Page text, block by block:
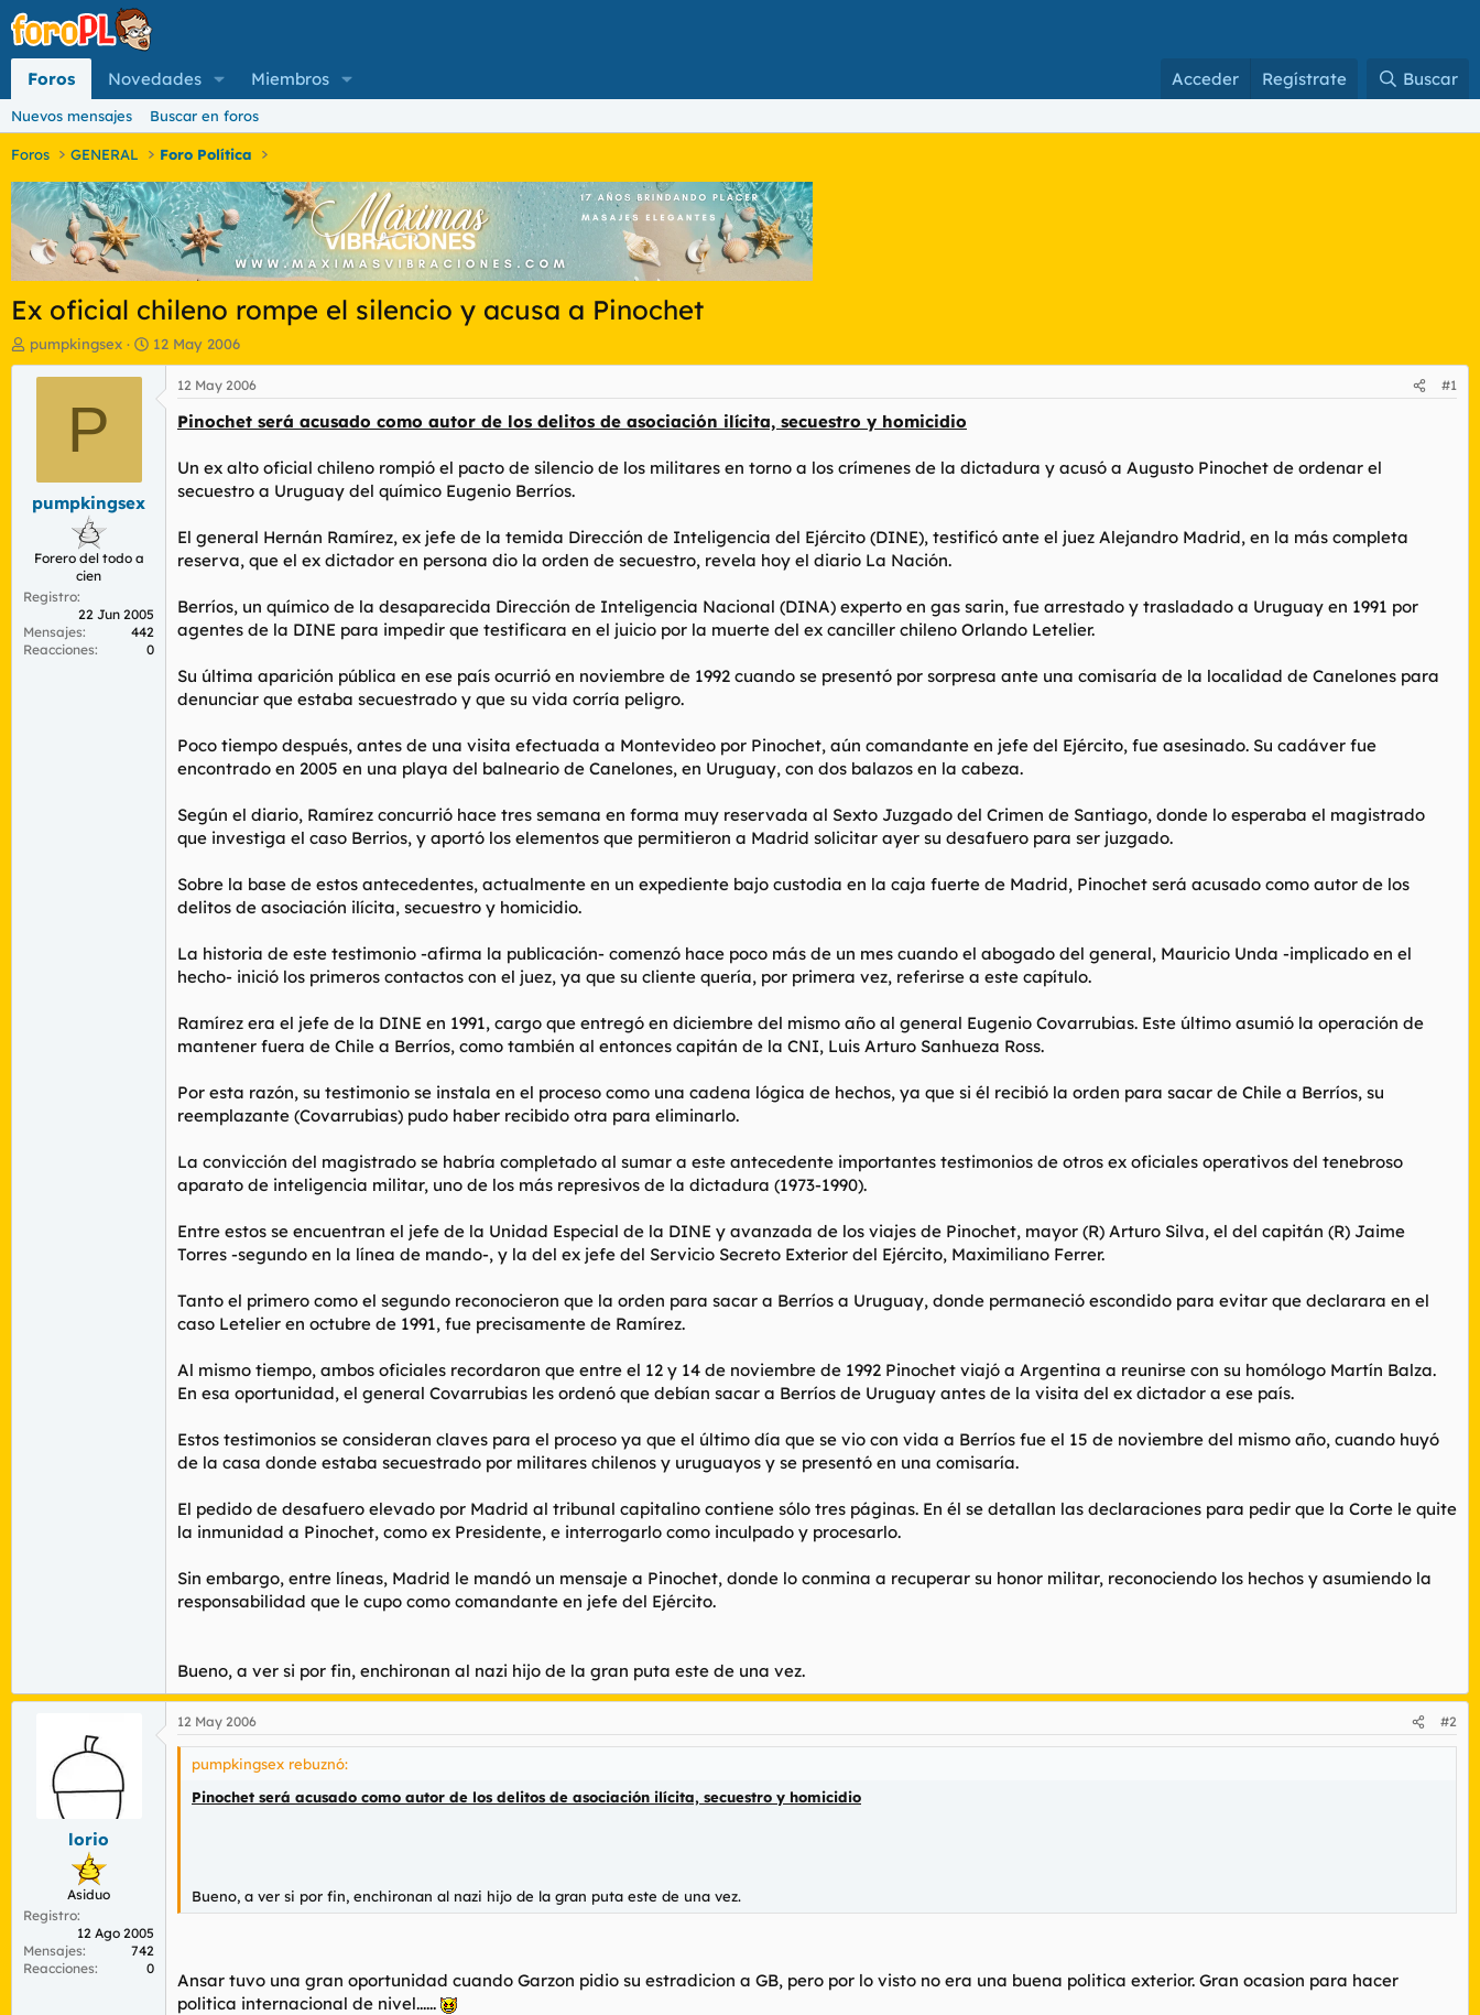
Foros Novedades Miembros Acceder Regístrate Buscar
Nuevos mensajes Buscar en foros
Foros GENERAL Foro Política
Ex oficial chileno rompe el silencio y acusa a Pinochet
I
n
o
r
e
a
pumpkingsex
F
e
h
12 May 2006
P
pumpkingsex
Forero del todo a
cien
Registro
22 Jun 2005
Mensajes
442
Reacciones
0
12 May 2006 #1
Pinochet será acusado como autor de los delitos de asociación ilícita, secuestro y homicidio
Un ex alto oficial chileno rompió el pacto de silencio de los militares en torno a los crímenes de la dictadura y acusó a Augusto Pinochet de ordenar el
secuestro a Uruguay del químico Eugenio Berríos.
El general Hernán Ramírez, ex jefe de la temida Dirección de Inteligencia del Ejército (DINE), testificó ante el juez Alejandro Madrid, en la más completa
reserva, que el ex dictador en persona dio la orden de secuestro, revela hoy el diario La Nación.
Berríos, un químico de la desaparecida Dirección de Inteligencia Nacional (DINA) experto en gas sarin, fue arrestado y trasladado a Uruguay en 1991 por
agentes de la DINE para impedir que testificara en el juicio por la muerte del ex canciller chileno Orlando Letelier.
Su última aparición pública en ese país ocurrió en noviembre de 1992 cuando se presentó por sorpresa ante una comisaría de la localidad de Canelones para
denunciar que estaba secuestrado y que su vida corría peligro.
Poco tiempo después, antes de una visita efectuada a Montevideo por Pinochet, aún comandante en jefe del Ejército, fue asesinado. Su cadáver fue
encontrado en 2005 en una playa del balneario de Canelones, en Uruguay, con dos balazos en la cabeza.
Según el diario, Ramírez concurrió hace tres semana en forma muy reservada al Sexto Juzgado del Crimen de Santiago, donde lo esperaba el magistrado
que investiga el caso Berrios, y aportó los elementos que permitieron a Madrid solicitar ayer su desafuero para ser juzgado.
Sobre la base de estos antecedentes, actualmente en un expediente bajo custodia en la caja fuerte de Madrid, Pinochet será acusado como autor de los
delitos de asociación ilícita, secuestro y homicidio.
La historia de este testimonio -afirma la publicación- comenzó hace poco más de un mes cuando el abogado del general, Mauricio Unda -implicado en el
hecho- inició los primeros contactos con el juez, ya que su cliente quería, por primera vez, referirse a este capítulo.
Ramírez era el jefe de la DINE en 1991, cargo que entregó en diciembre del mismo año al general Eugenio Covarrubias. Este último asumió la operación de
mantener fuera de Chile a Berríos, como también al entonces capitán de la CNI, Luis Arturo Sanhueza Ross.
Por esta razón, su testimonio se instala en el proceso como una cadena lógica de hechos, ya que si él recibió la orden para sacar de Chile a Berríos, su
reemplazante (Covarrubias) pudo haber recibido otra para eliminarlo.
La convicción del magistrado se habría completado al sumar a este antecedente importantes testimonios de otros ex oficiales operativos del tenebroso
aparato de inteligencia militar, uno de los más represivos de la dictadura (1973-1990).
Entre estos se encuentran el jefe de la Unidad Especial de la DINE y avanzada de los viajes de Pinochet, mayor (R) Arturo Silva, el del capitán (R) Jaime
Torres -segundo en la línea de mando-, y la del ex jefe del Servicio Secreto Exterior del Ejército, Maximiliano Ferrer.
Tanto el primero como el segundo reconocieron que la orden para sacar a Berríos a Uruguay, donde permaneció escondido para evitar que declarara en el
caso Letelier en octubre de 1991, fue precisamente de Ramírez.
Al mismo tiempo, ambos oficiales recordaron que entre el 12 y 14 de noviembre de 1992 Pinochet viajó a Argentina a reunirse con su homólogo Martín Balza.
En esa oportunidad, el general Covarrubias les ordenó que debían sacar a Berríos de Uruguay antes de la visita del ex dictador a ese país.
Estos testimonios se consideran claves para el proceso ya que el último día que se vio con vida a Berríos fue el 15 de noviembre del mismo año, cuando huyó
de la casa donde estaba secuestrado por militares chilenos y uruguayos y se presentó en una comisaría.
El pedido de desafuero elevado por Madrid al tribunal capitalino contiene sólo tres páginas. En él se detallan las declaraciones para pedir que la Corte le quite
la inmunidad a Pinochet, como ex Presidente, e interrogarlo como inculpado y procesarlo.
Sin embargo, entre líneas, Madrid le mandó un mensaje a Pinochet, donde lo conmina a recuperar su honor militar, reconociendo los hechos y asumiendo la
responsabilidad que le cupo como comandante en jefe del Ejército.
Bueno, a ver si por fin, enchironan al nazi hijo de la gran puta este de una vez.
lorio
Asiduo
Registro
12 Ago 2005
Mensajes
742
Reacciones
0
12 May 2006 #2
pumpkingsex rebuznó:
Pinochet será acusado como autor de los delitos de asociación ilícita, secuestro y homicidio
Bueno, a ver si por fin, enchironan al nazi hijo de la gran puta este de una vez.
Ansar tuvo una gran oportunidad cuando Garzon pidio su estradicion a GB, pero por lo visto no era una buena politica exterior. Gran ocasion para hacer
politica internacional de nivel......